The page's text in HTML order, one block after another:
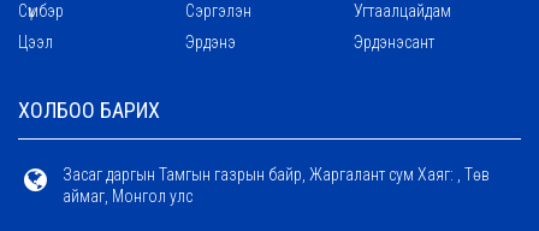
Сүмбэр
Сэргэлэн
Угтаалцайдам
Цээл
Эрдэнэ Эрдэнэсант
ХОЛБОО БАРИХ
Засаг даргын Тамгын газрын байр, Жаргалант сум Хаяг: , Төв
аймаг, Монгол улс